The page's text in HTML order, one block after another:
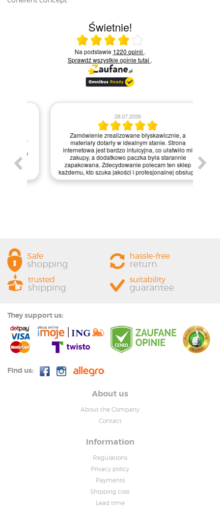
Świetnie!
Ocena średnia 4 na 5
Na podstawie 1220 opinii .
Sprawdź wszystkie opinietutaj .
28.07.2026
Zamówienie zrealizowane błyskawicznie, a
materiały dotarły w idealnym stanie. Strona
internetowa jest bardzo intuicyjna, co ułatwiło mi
zakupy, a dodatkowo paczka była starannie
zapakowana. Zdecydowanie polecam ten sklep
każdemu, kto szuka jakości i profesjonalnej obsługi!
Safe
shopping
hassle-free
return
trusted
shipping
suitability
guarantee
They support us:
Find us:
About us
About the Company
Contact
Information
Regulations
Privacy policy
Payments
Shipping cost
Lead time